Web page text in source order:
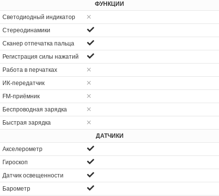
ФУНКЦИИ
Светодиодный индикатор
Стереодинамики
Сканер отпечатка пальца
Регистрация силы нажатий
Работа в перчатках
ИК-передатчик
FM-приёмник
Беспроводная зарядка
Быстрая зарядка
ДАТЧИКИ
Акселерометр
Гироскоп
Датчик освещенности
Барометр